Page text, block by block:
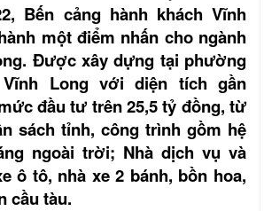
Bến cảng hành khách Vĩnh
một điểm nhấn cho ngành
Được xây dựng tại phường
Long với diện tích gần
đầu tư trên 25,5 tỷ đồng, từ
sách tỉnh, công trình gồm hệ
ngoài trời; Nhà dịch vụ và
ô tô, nhà xe 2 bánh, bồn hoa,
cầu tàu.